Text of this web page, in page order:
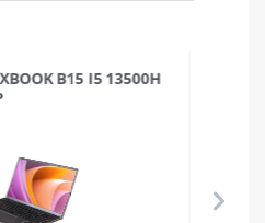
B15 I5 13500H